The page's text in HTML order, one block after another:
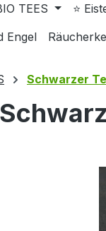
TEES ⭐
Engel
Schwarzer